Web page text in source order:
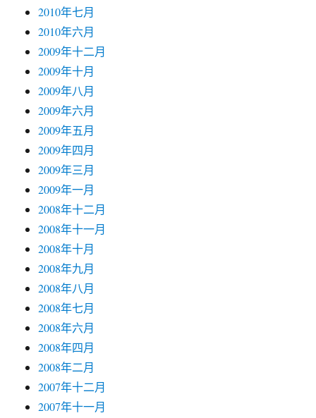
2010年七月
2010年六月
2009年十二月
2009年十月
2009年八月
2009年六月
2009年五月
2009年四月
2009年三月
2009年一月
2008年十二月
2008年十一月
2008年十月
2008年九月
2008年八月
2008年七月
2008年六月
2008年四月
2008年二月
2007年十二月
2007年十一月